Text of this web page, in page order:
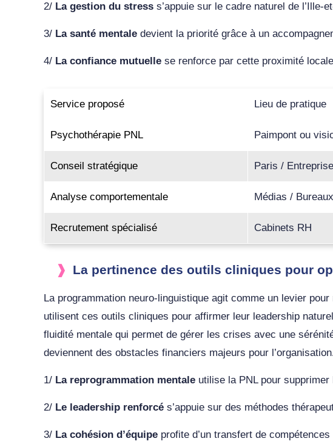
2/ La gestion du stress s’appuie sur le cadre naturel de l’Ille-
3/ La santé mentale devient la priorité grâce à un
4/ La confiance mutuelle se renforce par cette proximité
Service proposé Lieu de pratique
Psychothérapie PNL Paimpont ou
Conseil stratégique Paris / Entreprise
Analyse comportementale Médias / Bureaux
Recrutement spécialisé Cabinets RH
La pertinence des outils cliniques pour
La programmation neuro-linguistique agit comme un levier
utilisent ces outils cliniques pour affirmer leur leadership
fluidité mentale qui permet de gérer les crises avec une
deviennent des obstacles financiers majeurs pour
1/ La reprogrammation mentale utilise la PNL pour
2/ Le leadership renforcé s’appuie sur des méthodes
3/ La cohésion d’équipe profite d’un transfert de